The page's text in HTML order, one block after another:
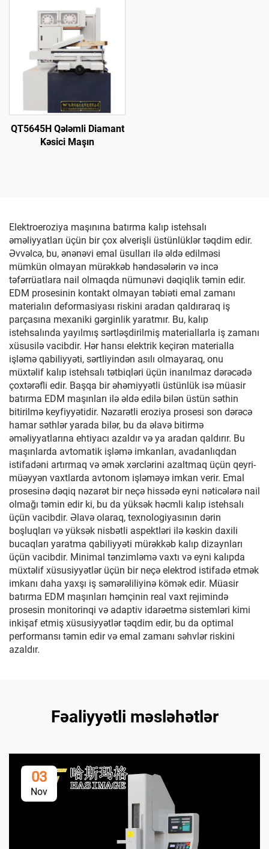
QT5645H Qələmli Diamant
Kəsici Maşın
Elektroeroziya maşınına batırma kalıp istehsalı
əməliyyatları üçün bir çox əlverişli üstünlüklər təqdim edir.
Əvvəlcə, bu, ənənəvi emal üsulları ilə əldə edilməsi
mümkün olmayan mürəkkəb həndəsələrin və incə
təfərrüatlara nail olmaqda nümunəvi dəqiqlik təmin edir.
EDM prosesinin kontakt olmayan təbiəti emal zamanı
materialın deformasiyası riskini aradan qaldıraraq iş
parçasına mexaniki gərginlik yaratmır. Bu, kalıp
istehsalında yayılmış sərtləşdirilmiş materiallarla iş zamanı
xüsusilə vacibdir. Hər hansı elektrik keçirən materialla
işləmə qabiliyyəti, sərtliyindən asılı olmayaraq, onu
müxtəlif kalıp istehsalı tətbiqləri üçün inanılmaz dərəcədə
çoxtərəfli edir. Başqa bir əhəmiyyətli üstünlük isə müasir
batırma EDM maşınları ilə əldə edilə bilən üstün səthin
bitirilmə keyfiyyətidir. Nəzarətli eroziya prosesi son dərəcə
hamar səthlər yarada bilər, bu da əlavə bitirmə
əməliyyatlarına ehtiyacı azaldır və ya aradan qaldırır. Bu
maşınlarda avtomatik işləmə imkanları, avadanlıqdan
istifadəni artırmaq və əmək xərclərini azaltmaq üçün qeyri-
müəyyən vaxtlarda avtonom işləməyə imkan verir. Emal
prosesinə dəqiq nəzarət bir neçə hissədə eyni nəticələrə nail
olmağı təmin edir ki, bu da yüksək həcmli kalıp istehsalı
üçün vacibdir. Əlavə olaraq, texnologiyasının dərin
boşluqları və yüksək nisbətli aspektləri ilə kəskin daxili
bucaqları yaratma qabiliyyəti mürəkkəb kalıp dizaynları
üçün vacibdir. Minimal tənzimləmə vaxtı və eyni kalıpda
müxtəlif xüsusiyyətlər üçün bir neçə elektrod istifadə etmək
imkanı daha yaxşı iş səmərəliliyinə kömək edir. Müasir
batırma EDM maşınları həmçinin real vaxt rejimində
prosesin monitorinqi və adaptiv idarəetmə sistemləri kimi
inkişaf etmiş xüsusiyyətlər təqdim edir, bu da optimal
performansı təmin edir və emal zamanı səhvlər riskini
azaldır.
Fəaliyyətli məsləhətlər
03
Nov